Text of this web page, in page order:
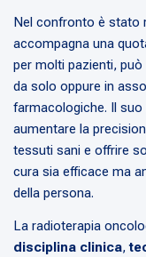
Nel confronto è stato
accompagna una
per molti pazienti,
da solo oppure in
farmacologiche. Il
aumentare la
tessuti sani e offrire
cura sia efficace ma
della persona.
La radioterapia
disciplina clinica,